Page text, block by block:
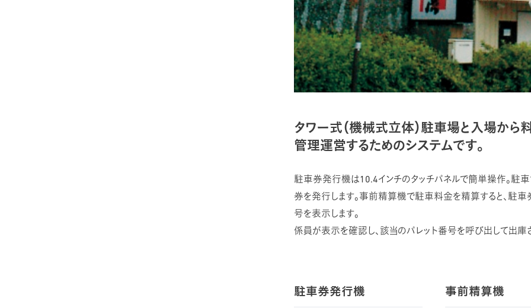
タワー式（機械式立体）駐車場と入場から
管理運営するためのシステムです。
駐車券発行機は10.4インチのタッチパネルで簡単操作。駐
券を発行します。事前精算機で駐車料金を精算すると、駐
号を表示します。
係員が表示を確認し、該当のパレット番号を呼び出して出庫
駐車券発行機 事前精算機